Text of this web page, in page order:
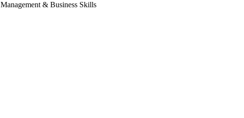
Management & Business Skills